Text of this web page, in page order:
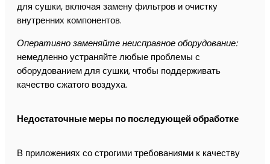
для сушки, включая замену фильтров и очистку
внутренних компонентов.
Оперативно заменяйте неисправное оборудование:
немедленно устраняйте любые проблемы с
оборудованием для сушки, чтобы поддерживать
качество сжатого воздуха.
Недостаточные меры по последующей обработке
В приложениях со строгими требованиями к качеству